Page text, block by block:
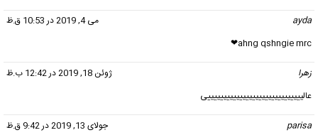
ayda
می 4, 2019 در 10:53 ق.ظ
ahng qshngie mrc❤
زهرا
ژوئن 18, 2019 در 12:42 ب.ظ
عالییییییییییییییییییییییییییییییی
parisa
جولای 13, 2019 در 9:42 ق.ظ